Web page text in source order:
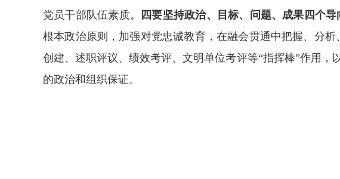
党员干部队伍素质。
四要坚持政治、目标、问题、成果四个
根本政治原则，加强对党忠诚教育，在融会贯通中把握、分
创建、述职评议、绩效考评、文明单位考评等“指挥棒”作用，
的政治和组织保证。